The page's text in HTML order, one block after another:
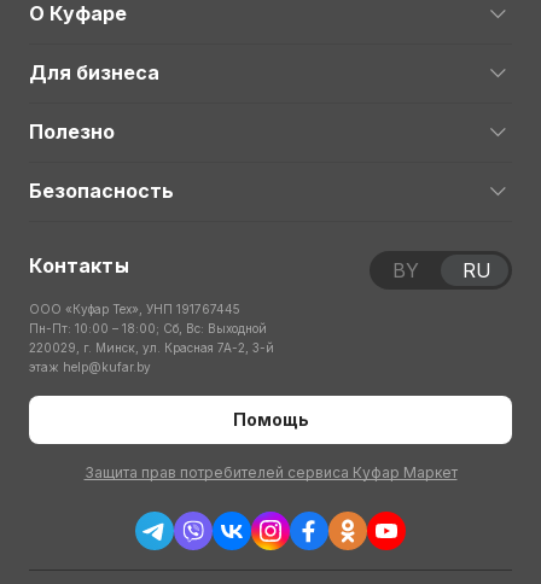
О Куфаре
Для бизнеса
Полезно
Безопасность
Контакты
ООО «Куфар Тех», УНП 191767445
Пн-Пт: 10:00 – 18:00; Сб, Вс: Выходной
220029, г. Минск, ул. Красная 7А-2, 3-й
этаж help@kufar.by
Помощь
Защита прав потребителей сервиса Куфар Маркет
BY RU